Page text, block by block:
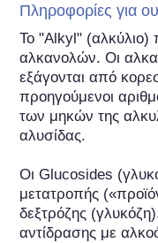
Πληροφορίες για
Το "Alkyl" (αλκύλιο)
αλκανολών. Οι
εξάγονται από
προηγούμενοι
των μηκών της
αλυσίδας.
Οι Glucosides
μετατροπής
δεξτρόζης
αντίδρασης με